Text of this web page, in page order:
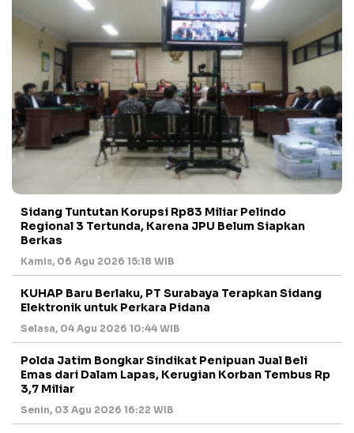
Sidang Tuntutan Korupsi Rp83 Miliar Pelindo
Regional 3 Tertunda, Karena JPU Belum Siapkan
Berkas
Kamis, 06 Agu 2026 15:18 WIB
KUHAP Baru Berlaku, PT Surabaya Terapkan Sidang
Elektronik untuk Perkara Pidana
Selasa, 04 Agu 2026 10:44 WIB
Polda Jatim Bongkar Sindikat Penipuan Jual Beli
Emas dari Dalam Lapas, Kerugian Korban Tembus Rp
3,7 Miliar
Senin, 03 Agu 2026 16:22 WIB